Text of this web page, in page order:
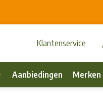
Klantenservice
Aanbiedingen Merken